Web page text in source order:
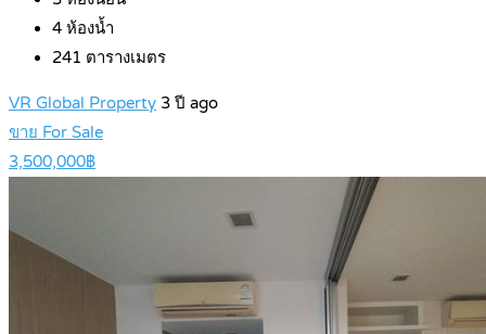
4 ห้องน้ำ
241 ตารางเมตร
VR Global Property 3 ปี ago
ขาย For Sale
3,500,000฿